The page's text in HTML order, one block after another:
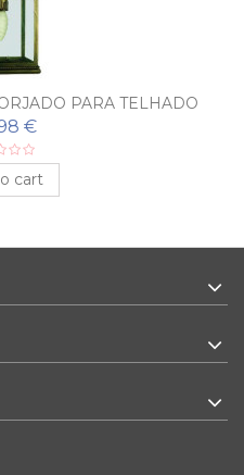
PARA TELHADO
€
cart